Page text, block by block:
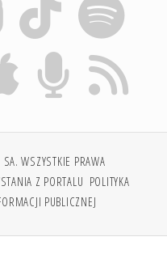
WSZYSTKIE PRAWA
Z PORTALU POLITYKA
PUBLICZNEJ